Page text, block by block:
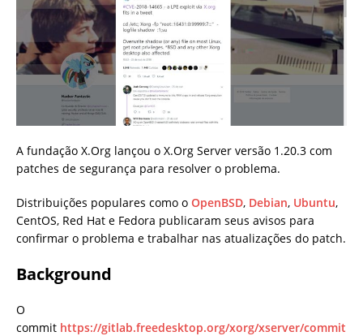
A fundação X.Org lançou o X.Org Server versão 1.20.3 com
patches de segurança para resolver o problema.
Distribuições populares como o OpenBSD, Debian, Ubuntu,
CentOS, Red Hat e Fedora publicaram seus avisos para
confirmar o problema e trabalhar nas atualizações do patch.
Background
O
commit https://gitlab.freedesktop.org/xorg/xserver/commit